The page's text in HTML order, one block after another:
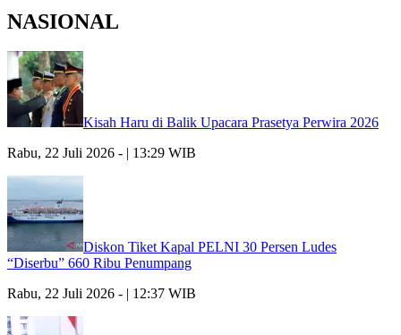
NASIONAL
Kisah Haru di Balik Upacara Prasetya Perwira 2026
Rabu, 22 Juli 2026 - | 13:29 WIB
Diskon Tiket Kapal PELNI 30 Persen Ludes
“Diserbu” 660 Ribu Penumpang
Rabu, 22 Juli 2026 - | 12:37 WIB